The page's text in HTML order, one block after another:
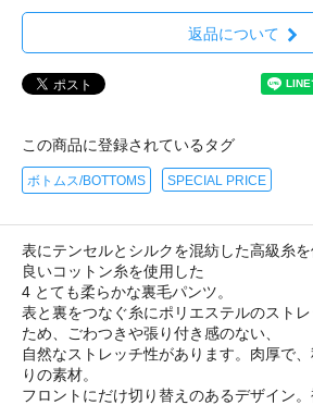
返品について
この商品に登録されているタグ
ボトムス/BOTTOMS SPECIAL PRICE
表にテンセルとシルクを混紡した高級糸
良いコットン糸を使用した
4 とても柔らかな裏毛パンツ。
表と裏をつなぐ糸にポリエステルのスト
ため、ごわつきや張り付き感のない、
自然なストレッチ性があります。肉厚で
りの素材。
フロントにだけ切り替えのあるデザイン